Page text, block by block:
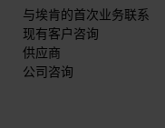
与埃肯的首次业务联系
现有客户咨询
供应商
公司咨询